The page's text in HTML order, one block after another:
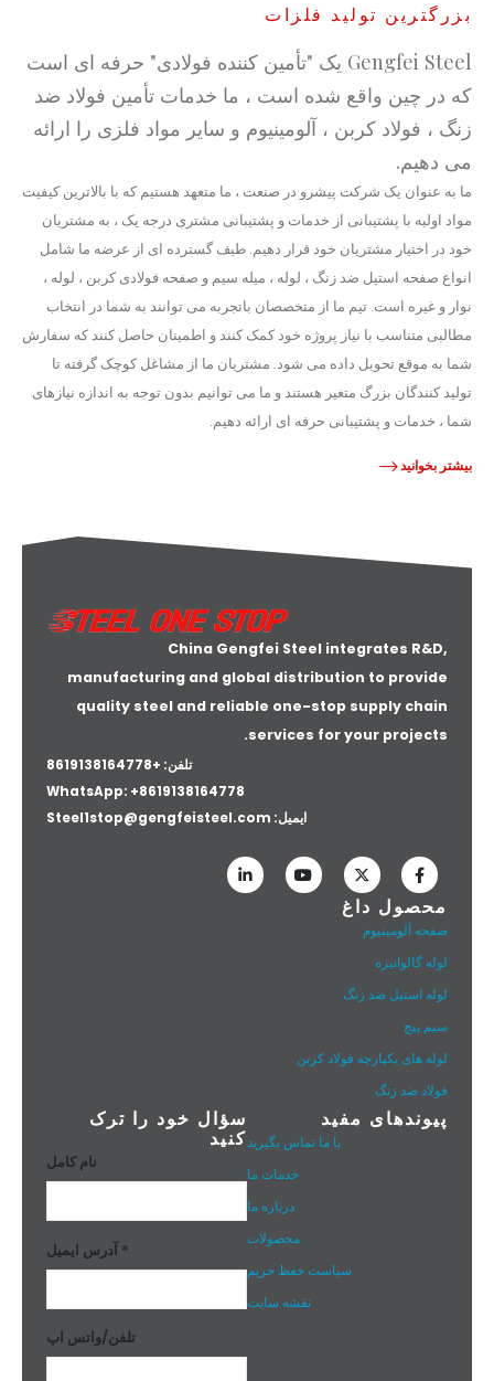
بزرگترین تولید فلزات
Gengfei Steel یک "تأمین کننده فولادی" حرفه ای است
که در چین واقع شده است ، ما خدمات تأمین فولاد ضد
زنگ ، فولاد کربن ، آلومینیوم و سایر مواد فلزی را ارائه
می دهیم.
ما به عنوان یک شرکت پیشرو در صنعت ، ما متعهد هستیم که با بالاترین کیفیت
مواد اولیه با پشتیبانی از خدمات و پشتیبانی مشتری درجه یک ، به مشتریان
خود در اختیار مشتریان خود قرار دهیم. طیف گسترده ای از عرضه ما شامل
انواع صفحه استیل ضد زنگ ، لوله ، میله سیم و صفحه فولادی کربن ، لوله ،
نوار و غیره است. تیم ما از متخصصان باتجربه می توانند به شما در انتخاب
مطالبی متناسب با نیاز پروژه خود کمک کنند و اطمینان حاصل کنند که سفارش
شما به موقع تحویل داده می شود. مشتریان ما از مشاغل کوچک گرفته تا
تولید کنندگان بزرگ متغیر هستند و ما می توانیم بدون توجه به اندازه نیازهای
شما ، خدمات و پشتیبانی حرفه ای ارائه دهیم.
بیشتر بخوانید
China Gengfei Steel integrates R&D,
manufacturing and global distribution to provide
quality steel and reliable one-stop supply chain
services for your projects.
تلفن: +8619138164778
WhatsApp: +8619138164778
ایمیل: Steel1stop@gengfeisteel.com
محصول داغ
صفحه آلومینیوم
لوله گالوانیزه
لوله استیل ضد زنگ
سیم پیچ
لوله های یکپارچه فولاد کربن
فولاد ضد زنگ
پیوندهای مفید
با ما تماس بگیرید
خدمات ما
درباره ما
محصولات
سیاست حفظ حریم
نقشه سایت
سؤال خود را ترک
کنید
نام کامل
آدرس ایمیل *
تلفن/واتس اپ